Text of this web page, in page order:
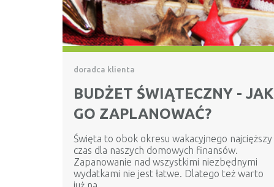
doradca klienta
BUDŻET ŚWIĄTECZNY - JAK
GO ZAPLANOWAĆ?
Święta to obok okresu wakacyjnego najcięższy
czas dla naszych domowych finansów.
Zapanowanie nad wszystkimi niezbędnymi
wydatkami nie jest łatwe. Dlatego też warto